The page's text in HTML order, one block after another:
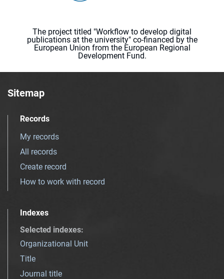
The project titled "Workflow to develop digital
publications at the university" co-financed by the
European Union from the European Regional
Development Fund.
Sitemap
Records
My records
All records
Create record
How to work with record
Indexes
Selected indexes:
Organizational Unit
Title
Journal title